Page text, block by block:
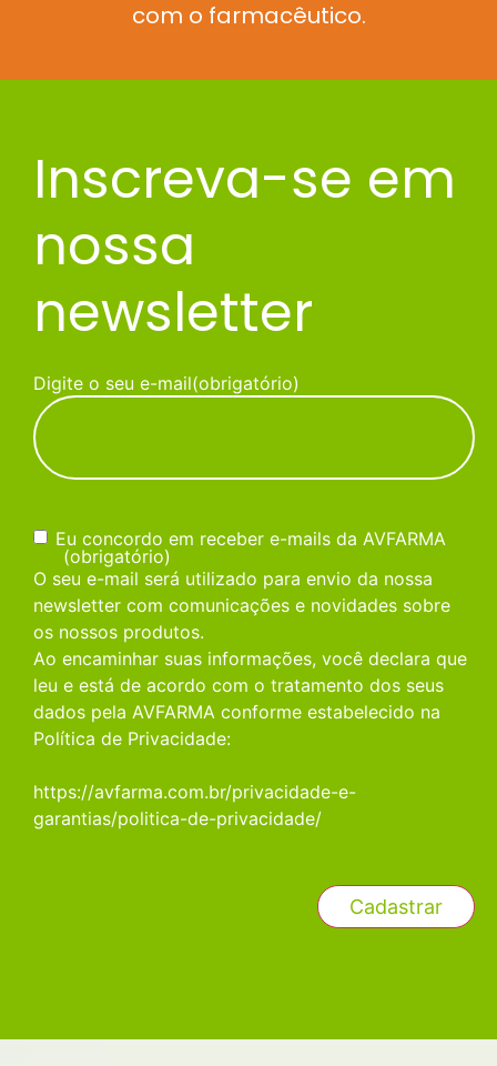
com o farmacêutico.
Inscreva-se em
nossa
newsletter
Digite o seu e-mail(obrigatório)
Consentimento(obrigatório)
Eu concordo em receber e-mails da AVFARMA
(obrigatório)
O seu e-mail será utilizado para envio da nossa
newsletter com comunicações e novidades sobre
os nossos produtos.
Ao encaminhar suas informações, você declara que
leu e está de acordo com o tratamento dos seus
dados pela AVFARMA conforme estabelecido na
Política de Privacidade:
https://avfarma.com.br/privacidade-e-
garantias/politica-de-privacidade/